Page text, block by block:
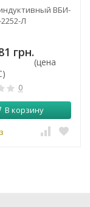
ВБИ-
Л
грн.
(цена
0
В корзину